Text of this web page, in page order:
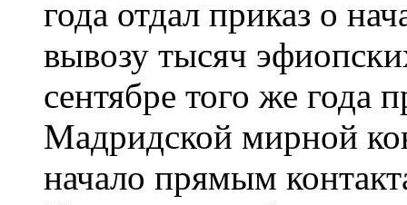
года отдал приказ о
вывозу тысяч
сентябре того же года
Мадридской мирной
начало прямым